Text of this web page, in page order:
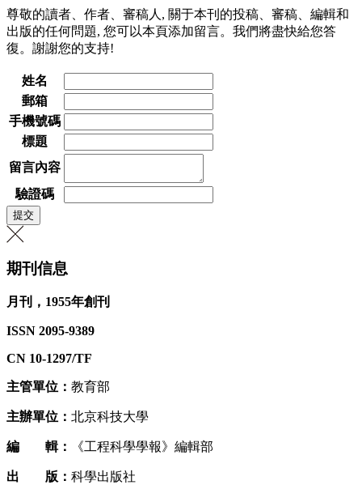
尊敬的讀者、作者、審稿人, 關于本刊的投稿、審稿、編輯和
出版的任何問題, 您可以本頁添加留言。我們將盡快給您答
復。謝謝您的支持!
姓名
郵箱
手機號碼
標題
留言內容
驗證碼
期刊信息
月刊，1955年創刊
ISSN 2095-9389
CN 10-1297/TF
主管單位： 教育部
主辦單位： 北京科技大學
編 輯： 《工程科學學報》編輯部
出 版： 科學出版社